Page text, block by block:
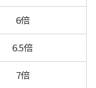
6倍
6.5倍
7倍